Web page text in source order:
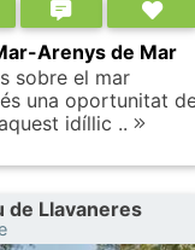
Arenys de Mar
sobre el mar
una oportunitat
idíllic ..
de Llavaneres